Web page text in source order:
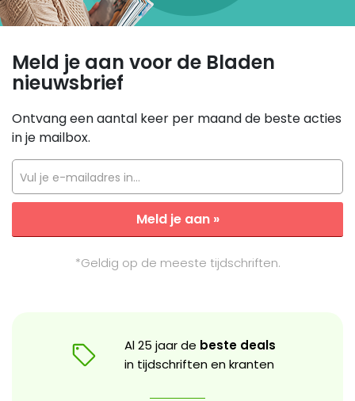
Meld je aan voor de Bladen
nieuwsbrief
Ontvang een aantal keer per maand de beste acties
in je mailbox.
Vul je e-mailadres in...
Meld je aan »
*Geldig op de meeste tijdschriften.
Al 25 jaar de beste deals
in tijdschriften en kranten